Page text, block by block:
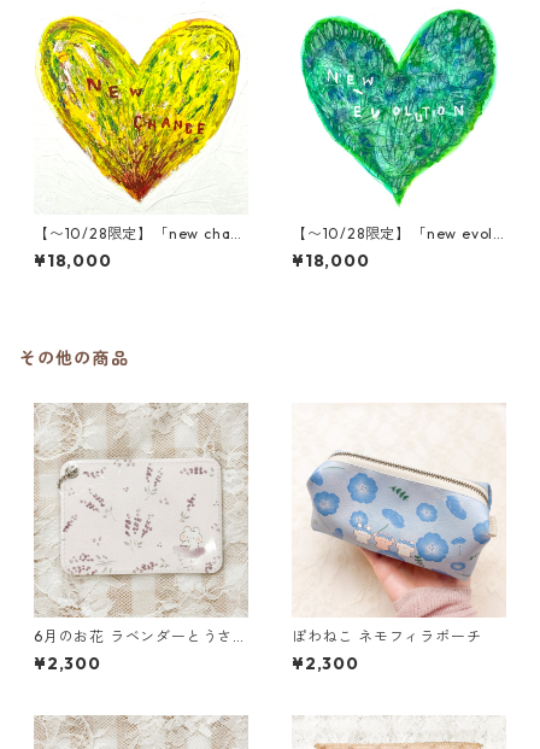
【〜10/28限定】「new chanc
e」木村タカヒロ原画
¥18,000
【〜10/28限定】「new evolu
tion」木村タカヒロ原画
¥18,000
その他の商品
6月のお花 ラベンダーとうさぎ
のパスケース
¥2,300
ぽわねこ ネモフィラポーチ
¥2,300